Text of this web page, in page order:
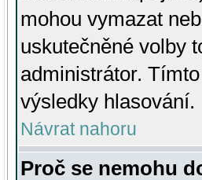
mohou vymazat
uskutečněné volby
administrátor.
výsledky hlasování.
Návrat nahoru
Proč se nemohu